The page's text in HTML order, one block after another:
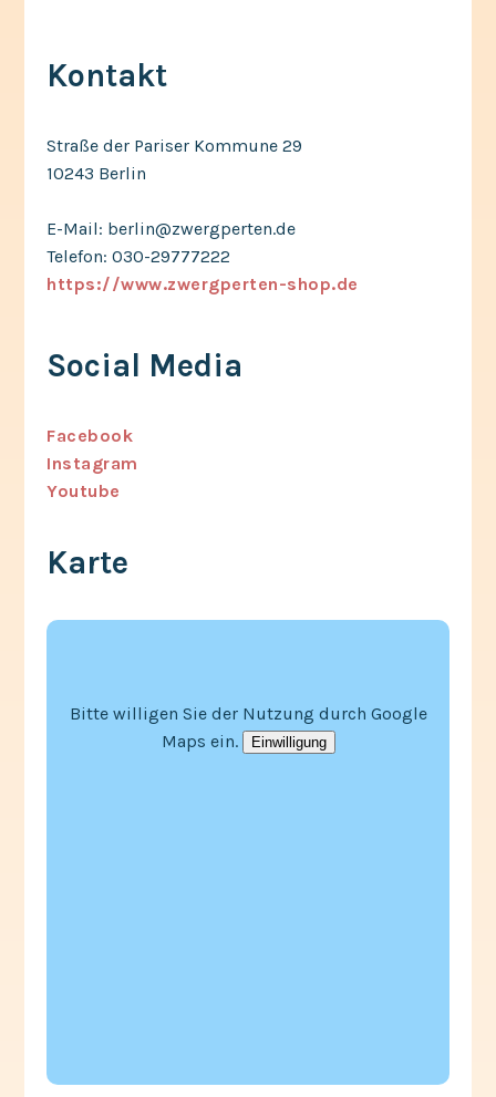
Kontakt
Straße der Pariser Kommune 29
10243 Berlin
E-Mail: berlin@zwergperten.de
Telefon: 030-29777222
https://www.zwergperten-shop.de
Social Media
Facebook
Instagram
Youtube
Karte
Bitte willigen Sie der Nutzung durch Google
Maps ein.
Einwilligung